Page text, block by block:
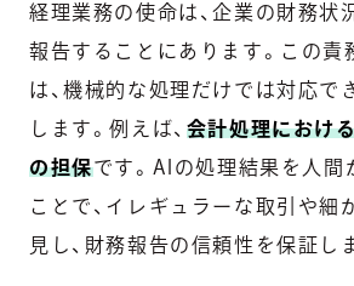
経理業務の使命は、企業の財務状
報告することにあります。この責
は、機械的な処理だけでは対応で
します。例えば、 会計処理におけ
の担保です。AIの処理結果を人間
ことで、イレギュラーな取引や細
見し、財務報告の信頼性を保証し